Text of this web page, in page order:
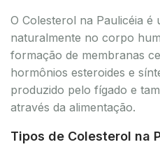
O Colesterol na Paulicéia
naturalmente no corpo
formação de membranas
hormônios esteroides e
produzido pelo fígado e
através da alimentação.
Tipos de Colesterol na